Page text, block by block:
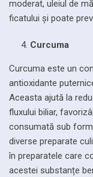
moderat, uleiul de
ficatului și poate
Curcuma
Curcuma este un
antioxidante
Aceasta ajută la
fluxului biliar,
consumată sub
diverse preparate
în preparatele care
acestei substanțe